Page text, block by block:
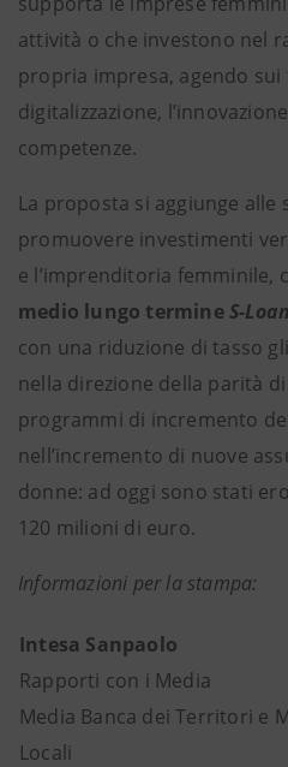
attività o che investono nel
propria impresa, agendo sui
digitalizzazione,
competenze.
La proposta si aggiunge alle
promuovere investimenti
e l’imprenditoria femminile,
medio lungo termineS-
con una riduzione di tasso
nella direzione della parità
programmi di incremento
nell’incremento di nuove
donne: ad oggi sono stati
120 milioni di euro.
Informazioni per la stampa:
Intesa Sanpaolo
Rapporti con i Media
Media Banca dei Territori e
Locali